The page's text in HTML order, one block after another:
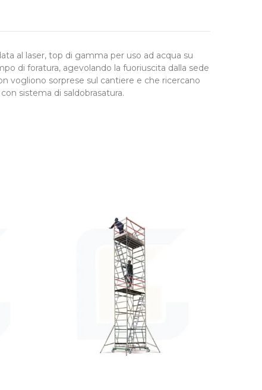
al laser, top di gamma per uso ad acqua su
di foratura, agevolando la fuoriuscita dalla sede
vogliono sorprese sul cantiere e che ricercano
sistema di saldobrasatura.